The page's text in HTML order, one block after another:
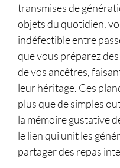
transmises de
objets du quotidien,
indéfectible entre
que vous préparez
de vos ancêtres,
leur héritage. Ces
plus que de simples
la mémoire gustative
le lien qui unit les
partager des repas